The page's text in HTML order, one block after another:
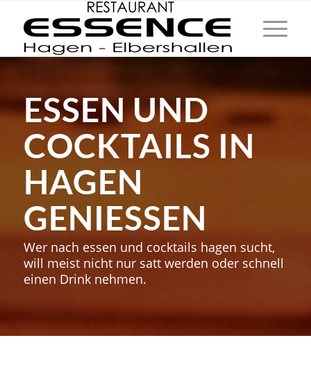
ESSEN UND
COCKTAILS IN
HAGEN
GENIESSEN
Wer nach essen und cocktails hagen sucht,
will meist nicht nur satt werden oder schnell
einen Drink nehmen.